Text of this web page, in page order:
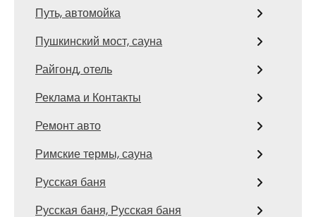
Путь, автомойка
Пушкинский мост, сауна
Райгонд, отель
Реклама и Контакты
Ремонт авто
Римские термы, сауна
Русская баня
Русская баня, Русская баня